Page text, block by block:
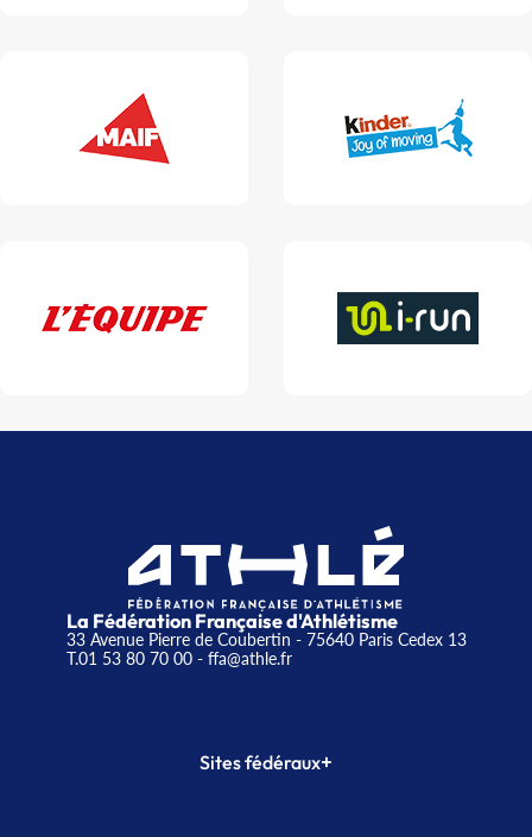
La Fédération Française d'Athlétisme
33 Avenue Pierre de Coubertin - 75640 Paris Cedex 13
T.01 53 80 70 00- ffa@athle.fr
Sites fédéraux+